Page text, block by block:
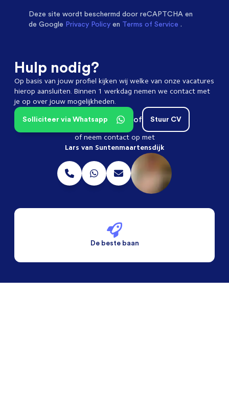
Deze site wordt beschermd door reCAPTCHA en
de Google Privacy Policy en Terms of Service .
Hulp nodig?
Op basis van jouw profiel kijken wij welke van onze vacatures
hierop aansluiten. Binnen 1 werkdag nemen we contact met
je op over jouw mogelijkheden.
Stuur CV
of
Solliciteer via Whatsapp
of neem contact op met
Lars van Suntenmaartensdijk
De beste baan